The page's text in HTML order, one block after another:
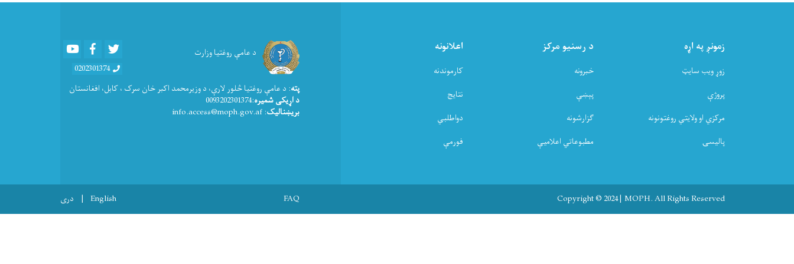
زمونږ په اړه
زوړ ویب سایټ
پروژې
مرکزي او ولایتي روغتونونه
پالیسۍ
د رسنیو مرکز
خبرونه
پېښې
ګزارشونه
مطبوعاتي اعلامیې
اعلانونه
کارموندنه
نتایج
دواطلبي
فورمې
د عامې روغتیا وزارت Youtube Facebook
0202301374
پته: د عامې روغتيا څلور لارې، د وزیرمحمد اکبر خان سرک ، کابل، افغانستان
د اړیکی شمیره:0093202301374
بریښنالیک: info.access@moph.gov.af
Copyright © 2024 | MOPH. All Rights Reserved
Footer menu
FAQ
English دری